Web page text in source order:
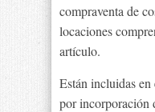
compraventa de
locaciones
artículo.
Están incluidas en
por incorporación